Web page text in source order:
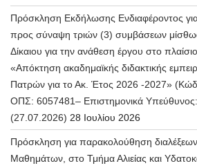
Πρόσκληση Εκδήλωσης Ενδιαφέροντος
προς σύναψη τριών (3) συμβάσεων
Δίκαιου για την ανάθεση έργου στο
«Απόκτηση ακαδημαϊκής διδακτικής
Πατρών για το Ακ. Έτος 2026 -2027»
ΟΠΣ: 6057481– Επιστημονικά Υπεύθυνος:
(27.07.2026) 28 Ιουλίου 2026
Πρόσκληση για παρακολούθηση
Μαθημάτων, στο Τμήμα Αλιείας και